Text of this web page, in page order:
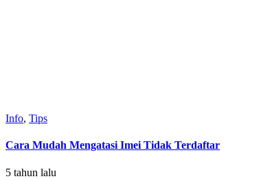
Info, Tips
Cara Mudah Mengatasi Imei Tidak Terdaftar
5 tahun lalu